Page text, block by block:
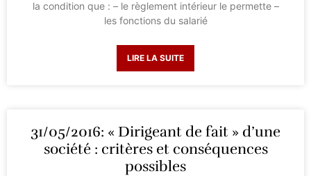
la condition que : – le règlement intérieur le permette –
les fonctions du salarié
LIRE LA SUITE
31/05/2016: « Dirigeant de fait » d’une
société : critères et conséquences
possibles